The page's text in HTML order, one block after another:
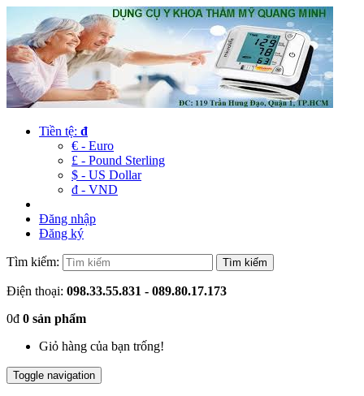
Tiền tệ: đ
€ - Euro
£ - Pound Sterling
$ - US Dollar
đ - VND
Đăng nhập
Đăng ký
Tìm kiếm:
Điện thoại: 098.33.55.831 - 089.80.17.173
0đ 0 sản phẩm
Giỏ hàng của bạn trống!
Toggle navigation